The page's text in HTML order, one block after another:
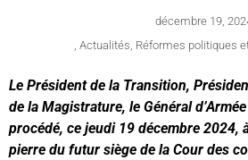
décembre 19,
, Actualités, Réformes politiques
Le Président de la Transition,
de la Magistrature, le Général
procédé, ce jeudi 19 décembre 2024,
pierre du futur siège de la Cour des